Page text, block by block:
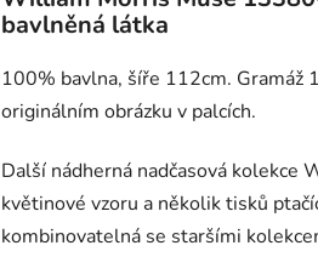
bavlněná látka
100% bavlna, šíře 112cm. Gramáž
originálním obrázku v palcích.
Další nádherná nadčasová kolekce
květinové vzoru a několik tisků
kombinovatelná se staršími